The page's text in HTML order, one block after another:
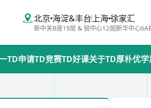
北京 海淀&丰台上海徐家汇
新中关B座19层 & 锐中心12层新华中心
TD申请TD竞赛TD好课关于TD厚朴优学